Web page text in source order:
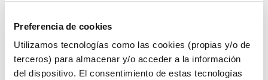
Preferencia de cookies
Utilizamos tecnologías como las cookies (propias y/o de
terceros) para almacenar y/o acceder a la información
del dispositivo. El consentimiento de estas tecnologías
Click&Collect - Recogida gratis
en nuestras tiendas
Envío a domicilio:
5 días hábiles